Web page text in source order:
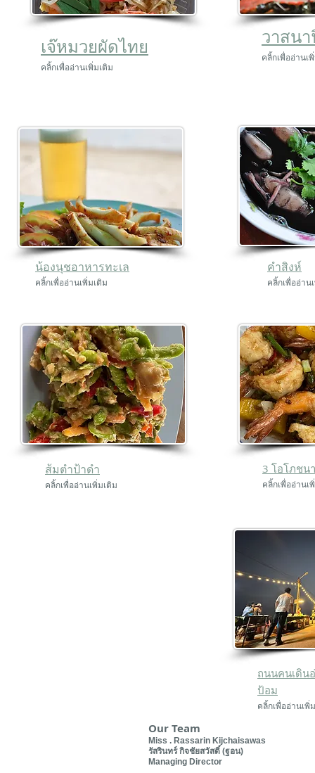
เจ๊หมวยผัดไทย
คลิ้กเพื่ออ่านเพิ่มเติม
น้องนุชอาหารทะเล
คลิ้กเพื่ออ่านเพิ่มเติม
ส้มตำป้าดำ
คลิ้กเพื่ออ่านเพิ่มเติม
วาสน
คลิ้กเพื่ออ่านเ
คำสิงห์
คลิ้กเพื่ออ่าน
3 โอโภชนา
คลิ้กเพื่ออ่านเ
ถนนคนเดิน
ป้อม
คลิ้กเพื่ออ่านเพิ่
Our Team
Miss . Rassarin Kijchaisawas
รัสรินทร์ กิจชัยสวัสดิ์ (ฐอน)
Managing Director